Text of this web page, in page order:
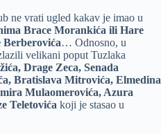
ne vrati ugled kakav je imao u
Brace Morankića ili Hare
Berberovića… Odnosno, u
velikani poput Tuzlaka
Drage Zeca, Senada
Bratislava Mitrovića, Elmedina
Mulaomerovića, Azura
Teletovića koji je stasao u